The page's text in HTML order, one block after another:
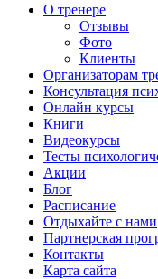
О тренере
Отзывы
Фото
Клиенты
Организаторам
Консультация
Онлайн курсы
Книги
Видеокурсы
Тесты
Акции
Блог
Расписание
Отдыхайте с нами
Партнерская
Контакты
Карта сайта